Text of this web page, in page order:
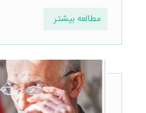
مطالعه بیشتر